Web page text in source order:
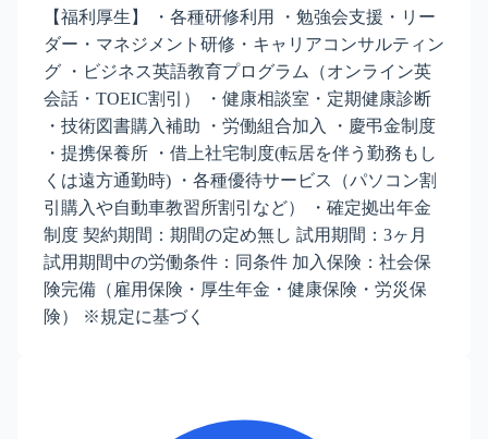
【福利厚生】 ・各種研修利用 ・勉強会支援・リー
ダー・マネジメント研修・キャリアコンサルティン
グ ・ビジネス英語教育プログラム（オンライン英
会話・TOEIC割引） ・健康相談室・定期健康診断
・技術図書購入補助 ・労働組合加入 ・慶弔金制度
・提携保養所 ・借上社宅制度(転居を伴う勤務もし
くは遠方通勤時) ・各種優待サービス（パソコン割
引購入や自動車教習所割引など） ・確定拠出年金
制度 契約期間：期間の定め無し 試用期間：3ヶ月
試用期間中の労働条件：同条件 加入保険：社会保
険完備（雇用保険・厚生年金・健康保険・労災保
険） ※規定に基づく